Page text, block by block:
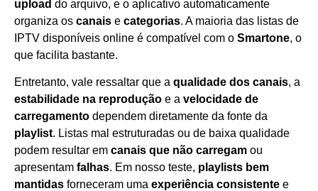
upload do arquivo, e o aplicativo automaticamente
organiza os canais e categorias. A maioria das listas de
IPTV disponíveis online é compatível com o Smartone, o
que facilita bastante.
Entretanto, vale ressaltar que a qualidade dos canais, a
estabilidade na reprodução e a velocidade de
carregamento dependem diretamente da fonte da
playlist. Listas mal estruturadas ou de baixa qualidade
podem resultar em canais que não carregam ou
apresentam falhas. Em nosso teste, playlists bem
mantidas forneceram uma experiência consistente e